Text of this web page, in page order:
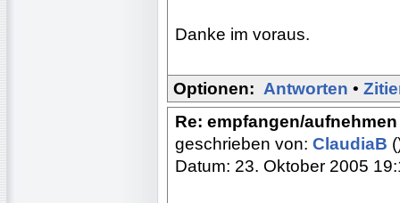
Danke im voraus.
Optionen: Antworten •
Re: empfangen/aufnehmen
geschrieben von: ClaudiaB
Datum: 23. Oktober 2005